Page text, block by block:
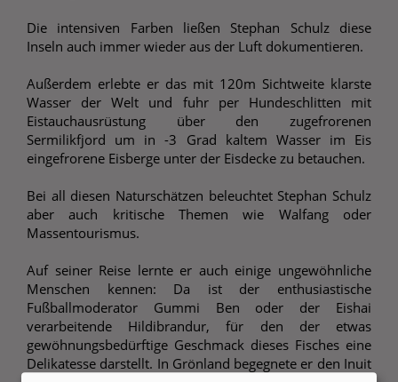
Die intensiven Farben ließen Stephan Schulz diese
Inseln auch immer wieder aus der Luft dokumentieren.
Außerdem erlebte er das mit 120m Sichtweite klarste
Wasser der Welt und fuhr per Hundeschlitten mit
Eistauchausrüstung über den zugefrorenen
Sermilikfjord um in -3 Grad kaltem Wasser im Eis
eingefrorene Eisberge unter der Eisdecke zu betauchen.
Bei all diesen Naturschätzen beleuchtet Stephan Schulz
aber auch kritische Themen wie Walfang oder
Massentourismus.
Auf seiner Reise lernte er auch einige ungewöhnliche
Menschen kennen: Da ist der enthusiastische
Fußballmoderator Gummi Ben oder der Eishai
verarbeitende Hildibrandur, für den der etwas
gewöhnungsbedürftige Geschmack dieses Fisches eine
Delikatesse darstellt. In Grönland begegnete er den Inuit